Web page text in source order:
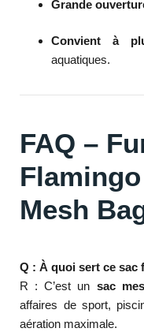
Grande
Convient à
aquatiques.
FAQ –
Mesh
Q : À quoi sert ce sac
R : C’est un sac
affaires de sport,
aération maximale.